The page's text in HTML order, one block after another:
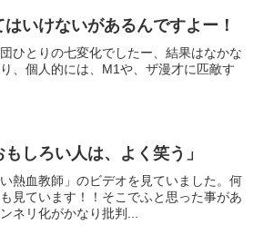
いけないがあるんですよー！
ひとりの七変化でしたー、結果はなかな
、個人的には、M1や、ザ漫才に匹敵す
しろい人は、よく笑う」
熱血教師」のビデオを見ていました。何
見ています！！そこでふと思った事があ
ネリ化がかなり批判...